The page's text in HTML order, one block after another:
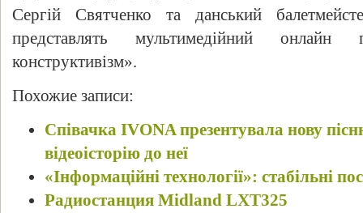
Сергій Святченко та данський
представлять мультимедійний онлайн
конструктивізм».
Похожие записи:
Співачка IVONA презентувала нову
відеоісторію до неї
«Інформаційні технології»: стабільні
Радиостанция Midland LXT325